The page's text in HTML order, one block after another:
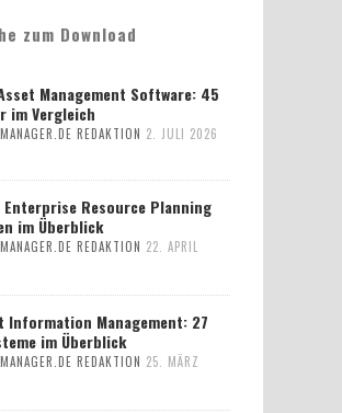
zum Download
Management Software: 45
im Vergleich
REDAKTION 2. JULI 2026
Enterprise Resource Planning
im Überblick
REDAKTION 22. APRIL
Information Management: 27
im Überblick
REDAKTION 25. MÄRZ